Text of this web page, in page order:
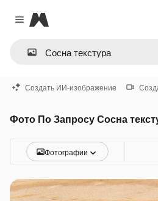
Close menu
Magnific
Создать ИИ-изображение
Фото По Запросу Сосна
Фотографии